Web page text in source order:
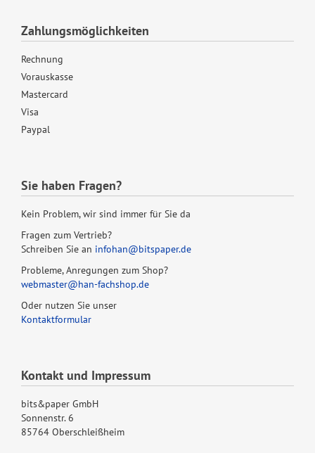
Zahlungsmöglichkeiten
Rechnung
Vorauskasse
Mastercard
Visa
Paypal
Sie haben Fragen?
Kein Problem, wir sind immer für Sie da
Fragen zum Vertrieb?
Schreiben Sie an infohan@bitspaper.de
Probleme, Anregungen zum Shop?
webmaster@han-fachshop.de
Oder nutzen Sie unser
Kontaktformular
Kontakt und Impressum
bits&paper GmbH
Sonnenstr. 6
85764 Oberschleißheim